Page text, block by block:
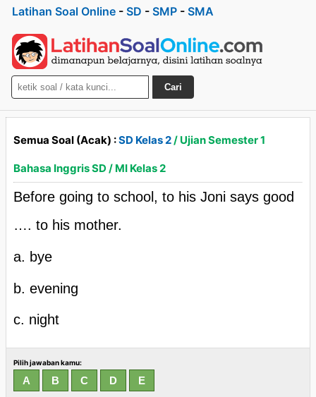
Latihan Soal Online - SD - SMP - SMA
Cari
Semua Soal (Acak) :SD Kelas 2/ Ujian Semester 1
Bahasa Inggris SD / MI Kelas 2
Before going to school, to his Joni says good
…. to his mother.
a. bye
b. evening
c. night
Pilih jawaban kamu: